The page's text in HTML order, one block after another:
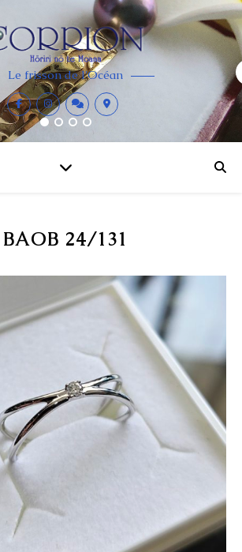
Le frisson de l'Océan
BAOB 24/131